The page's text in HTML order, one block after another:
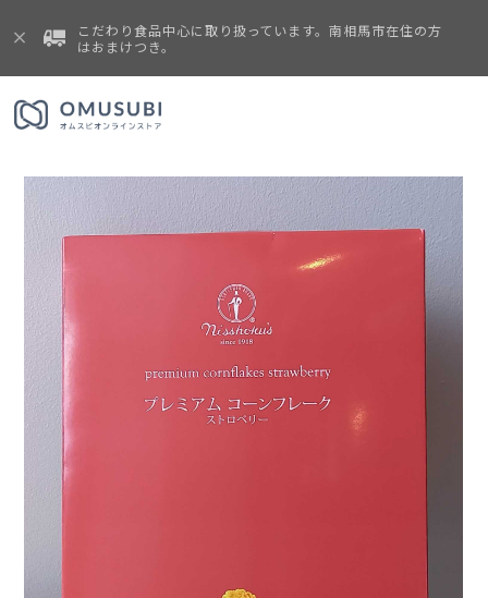
こだわり食品中心に取り扱っています。南相馬市在住の方
はおまけつき。